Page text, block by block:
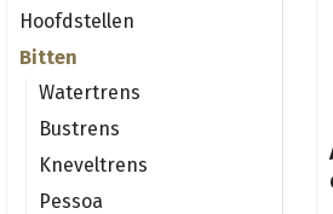
Hoofdstellen
Bitten
Watertrens
Bustrens
Kneveltrens
Pessoa